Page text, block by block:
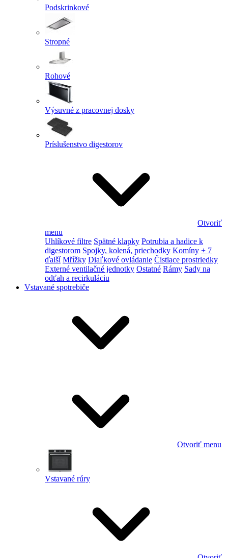
Podskrinkové
Stropné
Rohové
Výsuvné z pracovnej dosky
Príslušenstvo digestorov
Otvoriť
menu
Uhlíkové filtre Spätné klapky Potrubia a hadice k
digestorom Spojky, kolená, priechodky Komíny + 7
ďalší Mřížky Diaľkové ovládanie Čistiace prostriedky
Externé ventilačné jednotky Ostatné Rámy Sady na
odťah a recirkuláciu
Vstavané spotrebiče
Otvoriť menu
Vstavané rúry